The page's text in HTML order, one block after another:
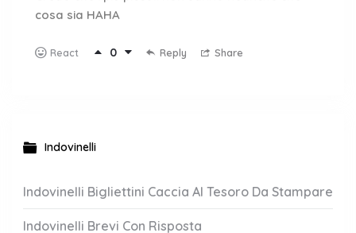
cosa sia HAHA
React 0 Reply Share
Indovinelli
Indovinelli Bigliettini Caccia Al Tesoro Da Stampare
Indovinelli Brevi Con Risposta